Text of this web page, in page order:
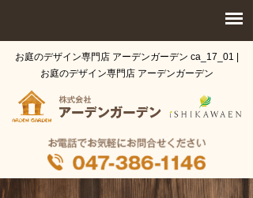
お庭のデザイン専門店 アーデンガーデン ca_17_01 |
お庭のデザイン専門店 アーデンガーデン